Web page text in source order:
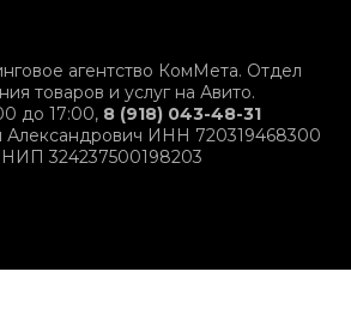
агентство КомМета. Отдел
товаров и услуг на Авито.
до 17:00, 8 (918) 043-48-31
ИНН 720319468300
324237500198203